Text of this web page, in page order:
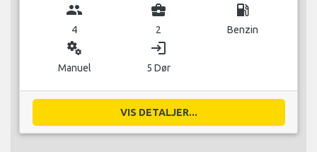
group
4
business_center
2
local_gas_station
Benzin
miscellaneous_services
Manuel
login
5 Dør
VIS DETALJER...